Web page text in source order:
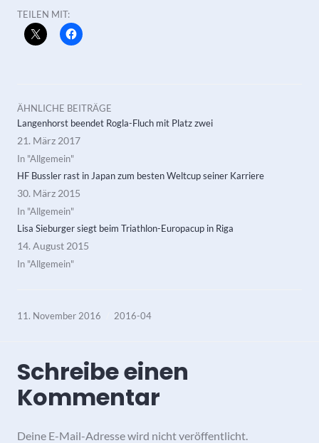
TEILEN MIT:
ÄHNLICHE BEITRÄGE
Langenhorst beendet Rogla-Fluch mit Platz zwei
21. März 2017
In "Allgemein"
HF Bussler rast in Japan zum besten Weltcup seiner Karriere
30. März 2015
In "Allgemein"
Lisa Sieburger siegt beim Triathlon-Europacup in Riga
14. August 2015
In "Allgemein"
11. November 2016 2016-04
Schreibe einen
Kommentar
Deine E-Mail-Adresse wird nicht veröffentlicht.